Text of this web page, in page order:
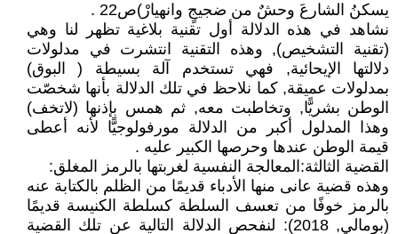
يسكنُ الشارعَ وحشٌ من ضجيجٍ وانهيارْ)ص22 .
نشاهد في هذه الدلالة أول تقنية بلاغية تظهر لنا وهي
(تقنية التشخيص), وهذه التقنية انتشرت في مدلولات
دلالتها الإيحائية, فهي تستخدم آلة بسيطة ( البوق)
بمدلولات عميقة, كما نلاحظ في تلك الدلالة بأنها شخصّت
الوطن بشريًّا, وتخاطبت معه, ثم همس بإذنها (لاتخف)
وهذا المدلول أكبر من الدلالة مورفولوجيًّا لأنه أعطى
قيمة الوطن عندها وحرصها الكبير عليه .
القضية الثالثة:المعالجة النفسية لغربتها بالرمز المغلق:
وهذه قضية عانى منها الأدباء قديمًا من الظلم بالكتابة عنه
بالرمز خوفًا من تعسف السلطة كسلطة الكنيسة قديمًا
(بومالي, 2018): لنفحص الدلالة التالية عن تلك القضية